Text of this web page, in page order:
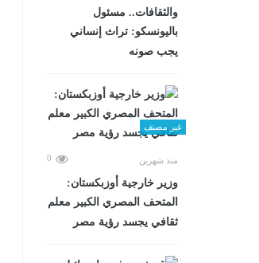
والثقافات.. مسئول
باليونسكو: تراث إنساني
يجب صونه
غير مصنف
منذ شهرين 0
وزير خارجية أوزبكستان:
المتحف المصري الكبير معلم
ثقافي يجسد رؤية مصر